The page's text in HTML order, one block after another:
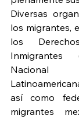
Diversas
los migrantes,
los
Inmigrantes
Nacional
así como
migrantes